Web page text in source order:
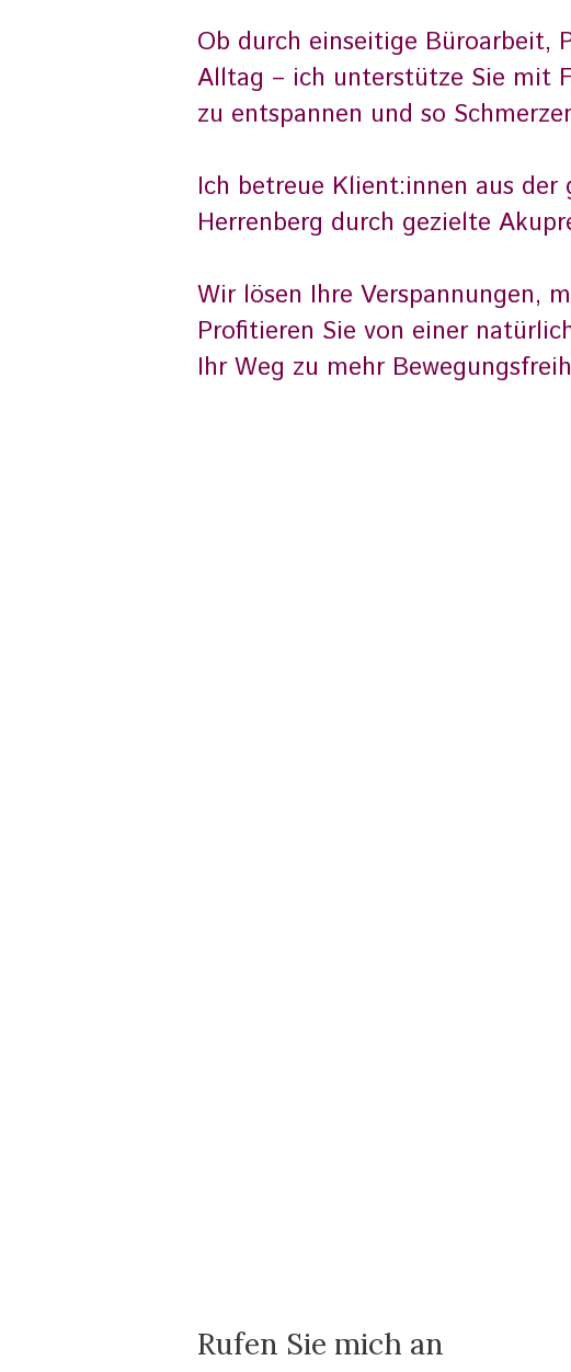
Ob durch einseitige Büroarbeit,
Alltag – ich unterstütze Sie mit
zu entspannen und so
Ich betreue Klient:innen aus
Herrenberg durch gezielte
Wir lösen Ihre Verspannungen,
Profitieren Sie von einer
Ihr Weg zu mehr
Rufen Sie mich an